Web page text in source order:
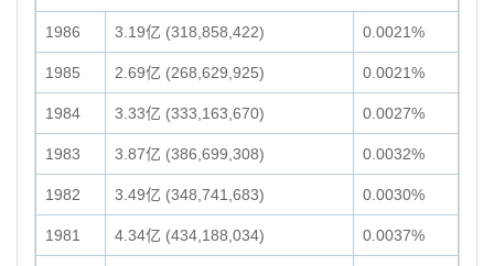
1986 3.19亿 (318,858,422) 0.0021%
1985 2.69亿 (268,629,925) 0.0021%
1984 3.33亿 (333,163,670) 0.0027%
1983 3.87亿 (386,699,308) 0.0032%
1982 3.49亿 (348,741,683) 0.0030%
1981 4.34亿 (434,188,034) 0.0037%